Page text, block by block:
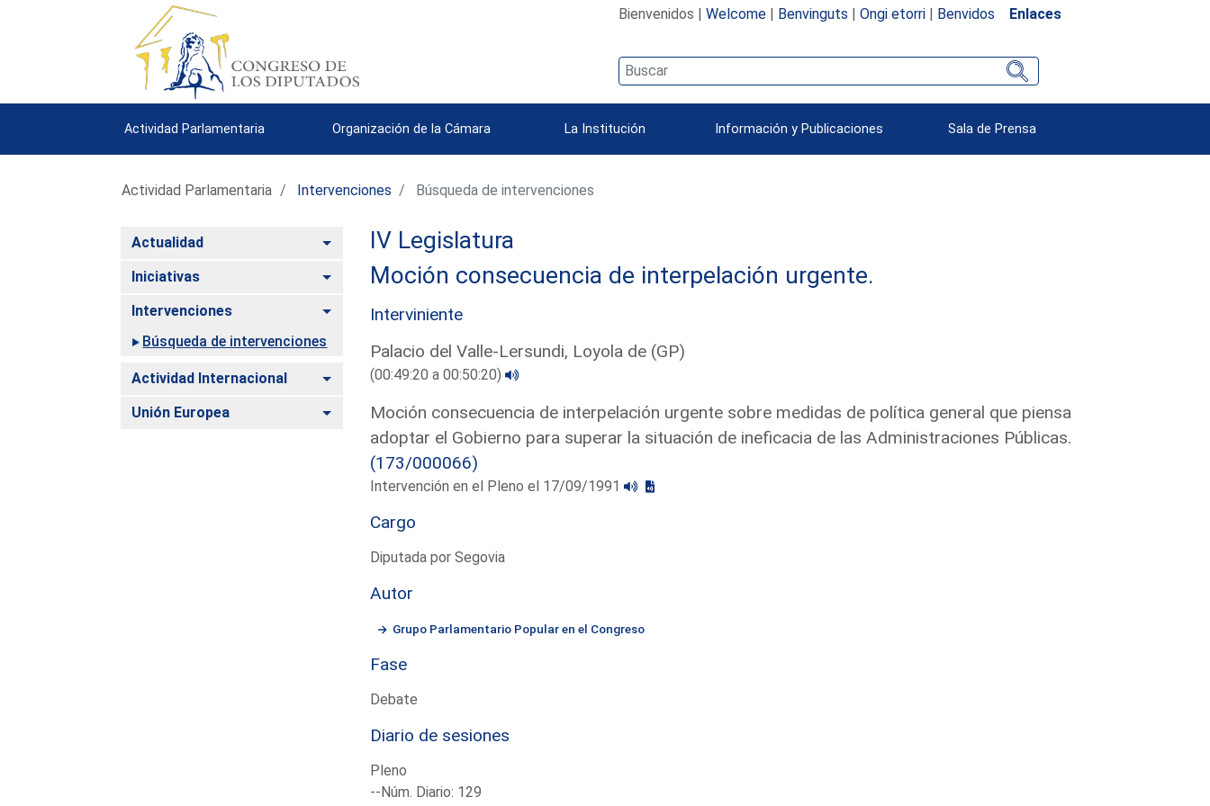
Bienvenidos | Welcome| Benvinguts | Ongi etorri| Benvidos Enlaces
Actividad Parlamentaria Organización de la Cámara La Institución Información y Publicaciones Sala de Prensa
Actividad Parlamentaria Intervenciones Búsqueda de intervenciones
Actualidad Alternar
Iniciativas Alternar
Intervenciones
Alternar
Búsqueda de intervenciones
Actividad Internacional Alternar
Unión Europea Alternar
IV Legislatura
Moción consecuencia de interpelación urgente.
Interviniente
Palacio del Valle-Lersundi, Loyola de (GP)
(00:49:20 a 00:50:20)
Moción consecuencia de interpelación urgente sobre medidas de política general que piensa
adoptar el Gobierno para superar la situación de ineficacia de las Administraciones Públicas.
(173/000066)
Intervención en el Pleno el 17/09/1991
Cargo
Diputada por Segovia
Autor
Grupo Parlamentario Popular en el Congreso
Fase
Debate
Diario de sesiones
Pleno
--Núm. Diario: 129